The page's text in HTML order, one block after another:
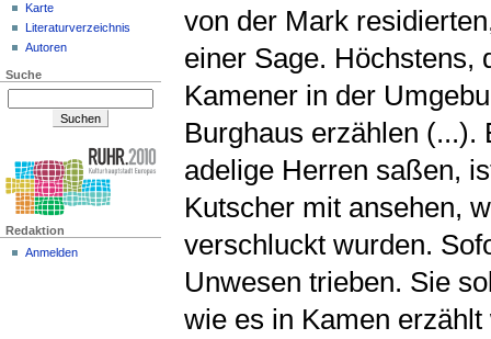
von der Mark
einer Sage. Höchstens,
Kamener in der
Burghaus erzählen (...).
adelige Herren saßen,
Kutscher mit ansehen,
verschluckt wurden.
Unwesen trieben. Sie
wie es in Kamen
Karte
Literaturverzeichnis
Autoren
Suche
Redaktion
Anmelden